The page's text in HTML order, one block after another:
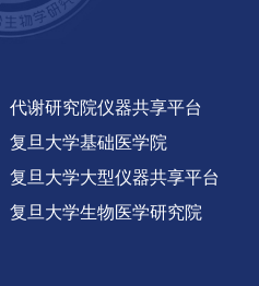
代谢研究院仪器共享平台
复旦大学基础医学院
复旦大学大型仪器共享平台
复旦大学生物医学研究院